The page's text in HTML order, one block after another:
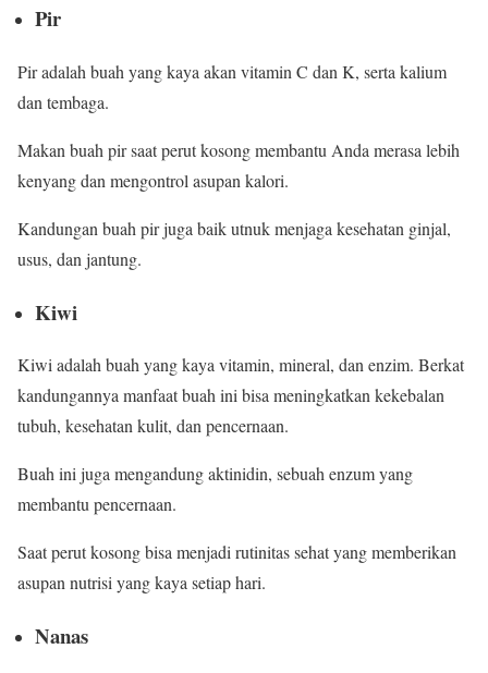
Pir
Pir adalah buah yang kaya akan vitamin C dan K, serta kalium
dan tembaga.
Makan buah pir saat perut kosong membantu Anda merasa lebih
kenyang dan mengontrol asupan kalori.
Kandungan buah pir juga baik utnuk menjaga kesehatan ginjal,
usus, dan jantung.
Kiwi
Kiwi adalah buah yang kaya vitamin, mineral, dan enzim. Berkat
kandungannya manfaat buah ini bisa meningkatkan kekebalan
tubuh, kesehatan kulit, dan pencernaan.
Buah ini juga mengandung aktinidin, sebuah enzum yang
membantu pencernaan.
Saat perut kosong bisa menjadi rutinitas sehat yang memberikan
asupan nutrisi yang kaya setiap hari.
Nanas